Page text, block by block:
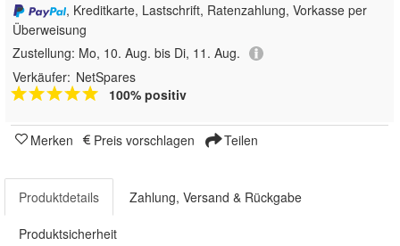
, Kreditkarte, Lastschrift, Ratenzahlung, Vorkasse per
Überweisung
Zustellung: Mo, 10. Aug. bis Di, 11. Aug.
Verkäufer: NetSpares
100% positiv
Merken Preis vorschlagen Teilen
Produktdetails Zahlung, Versand & Rückgabe
Produktsicherheit